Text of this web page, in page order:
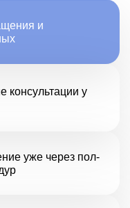
и
консультации у
уже через пол-